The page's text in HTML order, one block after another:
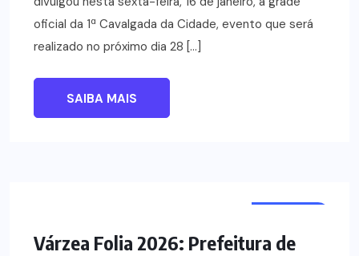
oficial da 1ª Cavalgada da Cidade, evento que será
realizado no próximo dia 28 […]
SAIBA MAIS
Várzea Folia 2026: Prefeitura de